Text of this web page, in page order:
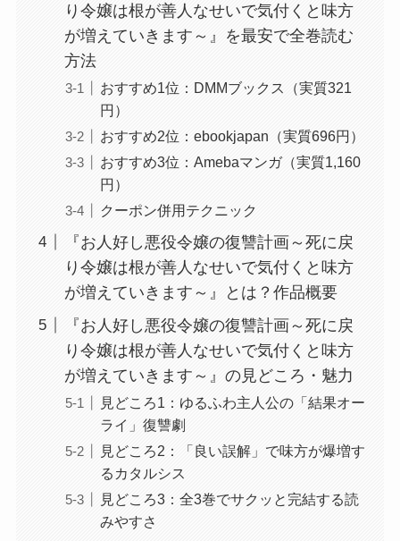
り令嬢は根が善人なせいで気付くと味方
が増えていきます～』を最安で全巻読む
方法
おすすめ1位：DMMブックス（実質321
円）
おすすめ2位：ebookjapan（実質696円）
おすすめ3位：Amebaマンガ（実質1,160
円）
クーポン併用テクニック
『お人好し悪役令嬢の復讐計画～死に戻
り令嬢は根が善人なせいで気付くと味方
が増えていきます～』とは？作品概要
『お人好し悪役令嬢の復讐計画～死に戻
り令嬢は根が善人なせいで気付くと味方
が増えていきます～』の見どころ・魅力
見どころ1：ゆるふわ主人公の「結果オー
ライ」復讐劇
見どころ2：「良い誤解」で味方が爆増す
るカタルシス
見どころ3：全3巻でサクッと完結する読
みやすさ